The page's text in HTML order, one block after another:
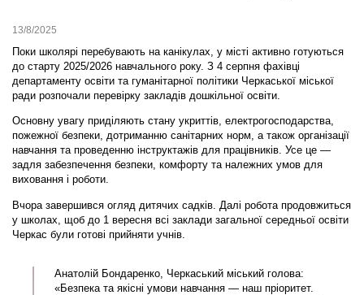
13/8/2025
Поки школярі перебувають на канікулах, у місті активно готуються
до старту 2025/2026 навчального року. З 4 серпня фахівці
департаменту освіти та гуманітарної політики Черкаської міської
ради розпочали перевірку закладів дошкільної освіти.
Основну увагу приділяють стану укриттів, електрогосподарства,
пожежної безпеки, дотриманню санітарних норм, а також організації
навчання та проведенню інструктажів для працівників. Усе це —
задля забезпечення безпеки, комфорту та належних умов для
виховання і роботи.
Вчора завершився огляд дитячих садків. Далі робота продовжиться
у школах, щоб до 1 вересня всі заклади загальної середньої освіти
Черкас були готові прийняти учнів.
Анатолій Бондаренко, Черкаський міський голова:
«Безпека та якісні умови навчання — наш пріоритет.